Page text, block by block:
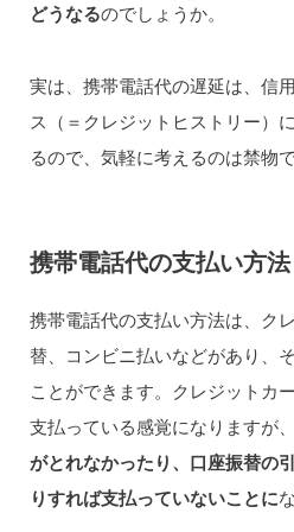
どうなるのでしょうか。
実は、携帯電話代の遅延は、信
ス（＝クレジットヒストリー）
るので、気軽に考えるのは禁物で
携帯電話代の支払い方法
携帯電話代の支払い方法は、ク
替、コンビニ払いなどがあり、
ことができます。クレジットカ
支払っている感覚になりますが、
がとれなかったり、口座振替の
りすれば支払っていないことに